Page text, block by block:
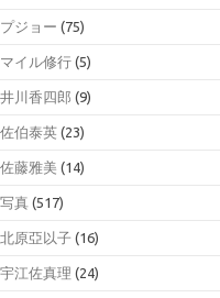
プジョー (75)
マイル修行 (5)
井川香四郎 (9)
佐伯泰英 (23)
佐藤雅美 (14)
写真 (517)
北原亞以子 (16)
宇江佐真理 (24)